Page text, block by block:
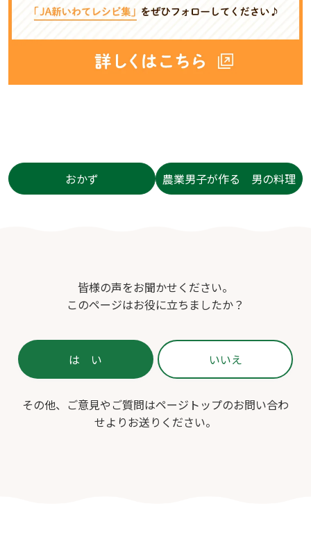
おかず 農業男子が作る 男の料理
皆様の声をお聞かせください。
このページはお役に立ちましたか？
その他、ご意見やご質問はページトップのお問い合わ
せよりお送りください。